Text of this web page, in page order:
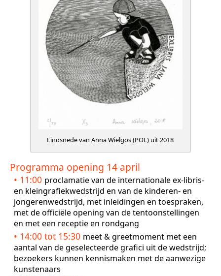
Linosnede van Anna Wielgos (POL) uit 2018
proclamatie van de internationale ex-libris-
en kleingrafiekwedstrijd en van de kinderen- en
jongerenwedstrijd, met inleidingen en toespraken,
met de officiële opening van de tentoonstellingen
en met een receptie en rondgang
meet & greetmoment met een
aantal van de geselecteerde grafici uit de wedstrijd;
bezoekers kunnen kennismaken met de aanwezige
kunstenaars